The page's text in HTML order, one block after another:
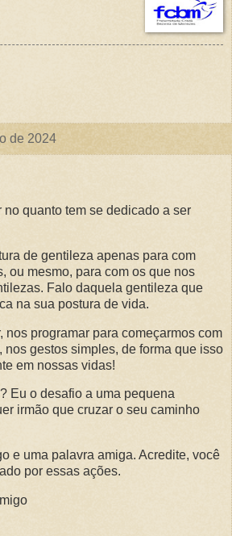
de 2024
quanto tem se dedicado a ser
de gentileza apenas para com
ou mesmo, para com os que nos
Falo daquela gentileza que
na sua postura de vida.
nos programar para começarmos com
nos gestos simples, de forma que isso
em nossas vidas!
Eu o desafio a uma pequena
irmão que cruzar o seu caminho
e uma palavra amiga. Acredite, você
por essas ações.